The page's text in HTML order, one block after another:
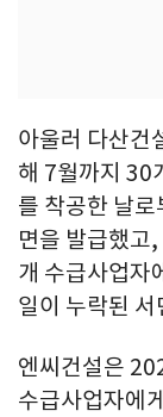
아울러 다산건
해 7월까지 30
를 착공한 날
면을 발급했고
개 수급사업자
일이 누락된
엔씨건설은
수급사업자에